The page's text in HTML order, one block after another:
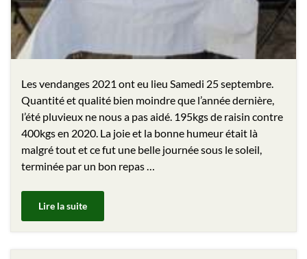
Les vendanges 2021 ont eu lieu Samedi 25 septembre.
Quantité et qualité bien moindre que l’année dernière,
l’été pluvieux ne nous a pas aidé. 195kgs de raisin contre
400kgs en 2020. La joie et la bonne humeur était là
malgré tout et ce fut une belle journée sous le soleil,
terminée par un bon repas …
Lire la suite